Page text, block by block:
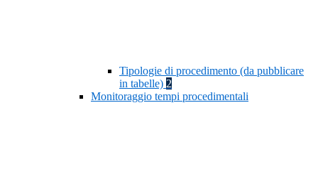
Tipologie di procedimento (da pubblicare
in tabelle) 2
Monitoraggio tempi procedimentali